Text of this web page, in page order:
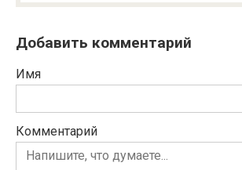
Добавить комментарий
Имя
Комментарий